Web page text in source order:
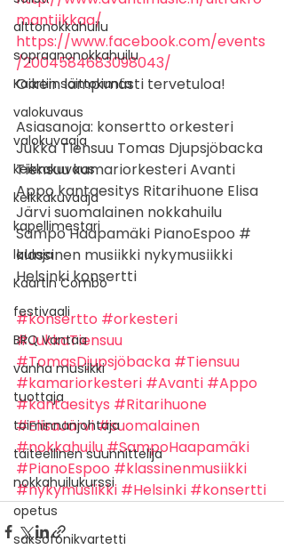
alttonokkahuilu
sopraanonokkahuilu
Kaartin soittokunta
valokuvaus
valokuvaaja
keikkakuvaus
keikkakuvaaja
kapellimestari
laulaja
Kaartin Combo
festivaali
BRQ Vantaa
vanha musiikki
tuottaja
toiminnanjohtaja
taiteellinen suunnittelija
nokkahuilukurssi
opetus
saksofonikvartetti
mantiikkaa/
https://www.facebook.com/events
/2004584683098043/
Oikein lämpimästi tervetuloa!
Asiasanoja: konsertto orkesteri
Jukka Tiensuu Tomas Djupsjöbacka
Tiensuu kamariorkesteri Avanti
Appo kantaesitys Ritarihuone Elisa
Järvi suomalainen nokkahuilu
Sampo Haapamäki PianoEspoo #
klassinen musiikki nykymusiikki
Helsinki konsertti
#konsertto #orkesteri
#JukkaTiensuu
#TomasDjupsjöbacka #Tiensuu
#kamariorkesteri #Avanti #Appo
#kantaesitys #Ritarihuone
#ElisaJärvi#suomalainen
#nokkahuilu#SampoHaapamäki
#PianoEspoo #klassinenmusiikki
#nykymusiikki #Helsinki #konsertti